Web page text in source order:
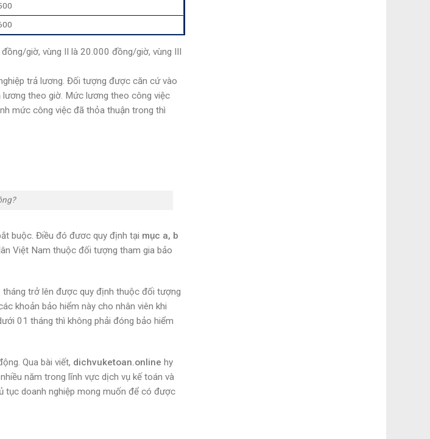
giờ, vùng II là 20.000 đồng/giờ, vùng III
trả lương. Đối tượng được căn cứ vào
theo giờ. Mức lương theo công việc
mức công việc đã thỏa thuận trong thì
buộc. Điều đó đươc quy định tại mục a, b
Việt Nam thuộc đối tượng tham gia bảo
trở lên được quy định thuộc đối tượng
khoản bảo hiểm này cho nhân viên khi
01 tháng thì không phải đóng bảo hiểm
Qua bài viết, dichvuketoan.online hy
năm trong lĩnh vực dịch vụ kế toán và
tục doanh nghiệp mong muốn để có được